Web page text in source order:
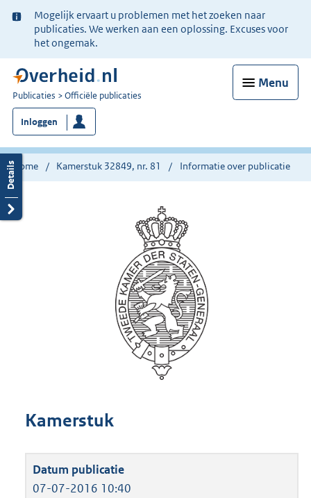
Ter
informatie:
Mogelijk ervaart u problemen met het zoeken naar
publicaties. We werken aan een oplossing. Excuses voor
het ongemak.
Menu
U
bent
nu
hier:
Publicaties Officiële publicaties
Inloggen
Home Kamerstuk 32849, nr. 81 Informatie over publicatie
Kamerstuk
07-07-2016 10:40